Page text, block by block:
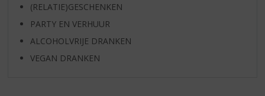
(RELATIE)GESCHENKEN
PARTY EN VERHUUR
ALCOHOLVRIJE DRANKEN
VEGAN DRANKEN